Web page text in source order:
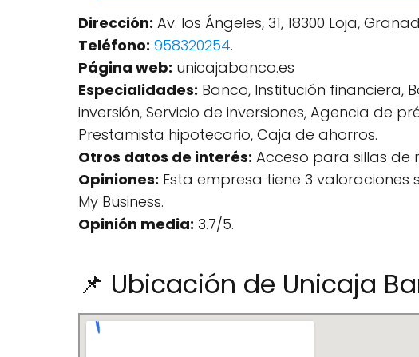
Dirección: Av. los Ángeles, 31, 18300 Loja,
Teléfono: 958320254.
Página web: unicajabanco.es
Especialidades: Banco, Institución financiera,
inversión, Servicio de inversiones, Agencia de
Prestamista hipotecario, Caja de ahorros.
Otros datos de interés: Acceso para sillas de
Opiniones: Esta empresa tiene 3 valoraciones
My Business.
Opinión media: 3.7/5.
📌 Ubicación de Unicaja